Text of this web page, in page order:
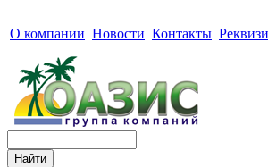
О компании Новости Контакты